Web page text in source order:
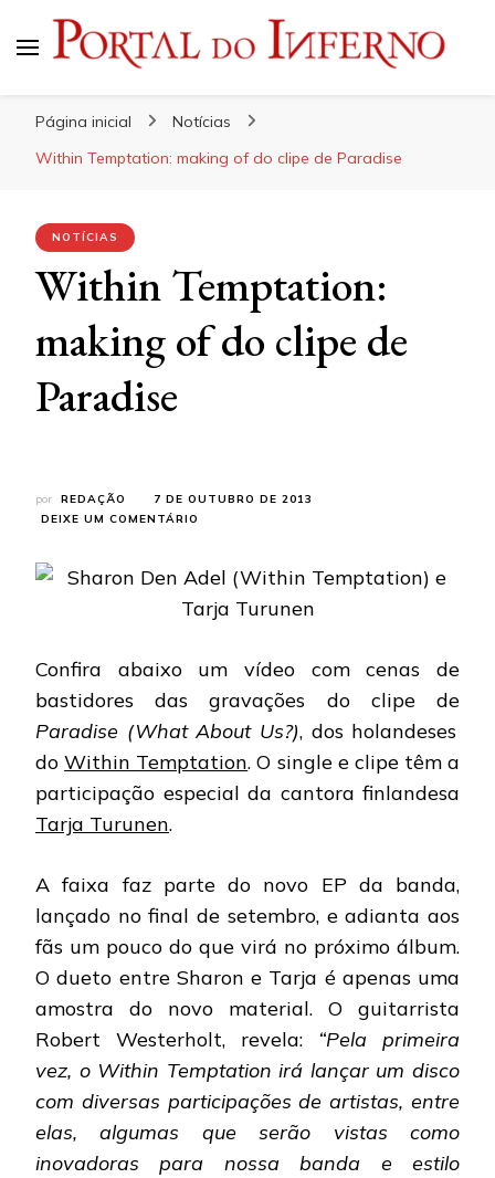
Página inicial
Notícias
Within Temptation: making of do clipe de Paradise
NOTÍCIAS
Within Temptation:
making of do clipe de
Paradise
por REDAÇÃO
7 DE OUTUBRO DE 2013
DEIXE UM COMENTÁRIO
MAKING
DO
PARADISE
Confira abaixo um vídeo com cenas de
bastidores das gravações do clipe de
Paradise (What About Us?), dos holandeses
doWithin Temptation. O single e clipe têm a
participação especial da cantora finlandesa
Tarja Turunen.
A faixa faz parte do novo EP da banda,
lançado no final de setembro, e adianta aos
fãs um pouco do que virá no próximo álbum.
O dueto entre Sharon e Tarja é apenas uma
amostra do novo material. O guitarrista
Robert Westerholt, revela: “Pela primeira
vez, o Within Temptation irá lançar um disco
com diversas participações de artistas, entre
elas, algumas que serão vistas como
inovadoras para nossa banda e estilo